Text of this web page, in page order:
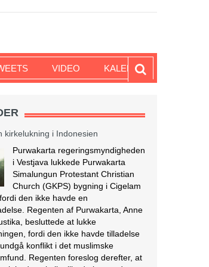
VIDEO KALENDER
kirkelukning i Indonesien
Purwakarta regeringsmyndigheden
i Vestjava lukkede Purwakarta
Simalungun Protestant Christian
Church (GKPS) bygning i Cigelam
den ikke havde en
Regenten af Purwakarta, Anne
besluttede at lukke
fordi den ikke havde tilladelse
konflikt i det muslimske
Regenten foreslog derefter, at